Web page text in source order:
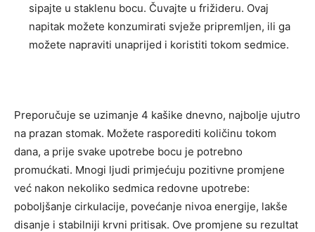
sipajte u staklenu bocu. Čuvajte u frižideru. Ovaj
napitak možete konzumirati svježe pripremljen, ili ga
možete napraviti unaprijed i koristiti tokom sedmice.
Preporučuje se uzimanje 4 kašike dnevno, najbolje ujutro
na prazan stomak. Možete rasporediti količinu tokom
dana, a prije svake upotrebe bocu je potrebno
promućkati. Mnogi ljudi primjećuju pozitivne promjene
već nakon nekoliko sedmica redovne upotrebe:
poboljšanje cirkulacije, povećanje nivoa energije, lakše
disanje i stabilniji krvni pritisak. Ove promjene su rezultat